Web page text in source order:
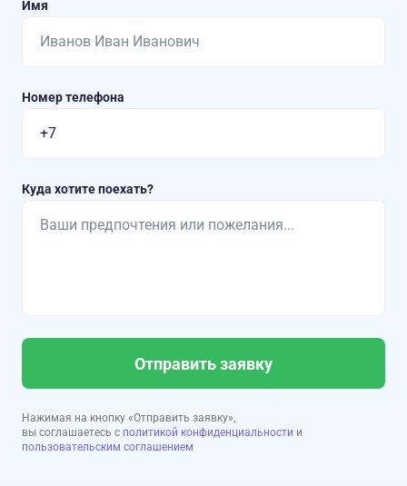
Имя
Номер телефона
Куда хотите поехать?
Отправить заявку
Нажимая на кнопку «Отправить заявку»,
вы соглашаетесь с политикой конфиденциальности и
пользовательским соглашением